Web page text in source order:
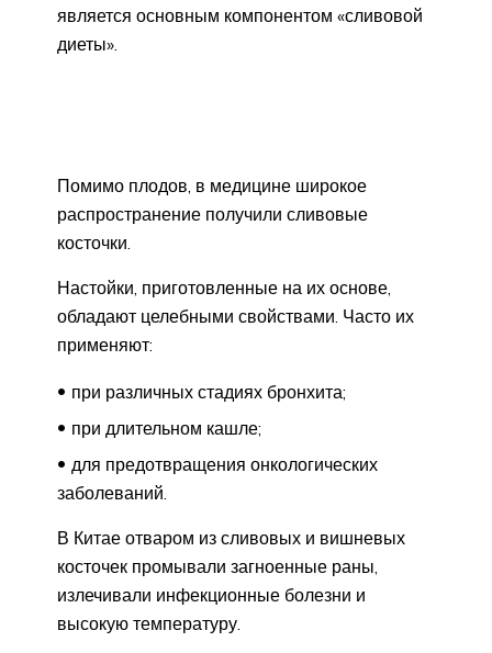
является основным компонентом «сливовой
диеты».
Помимо плодов, в медицине широкое
распространение получили сливовые
косточки.
Настойки, приготовленные на их основе,
обладают целебными свойствами. Часто их
применяют:
при различных стадиях бронхита;
при длительном кашле;
для предотвращения онкологических
заболеваний.
В Китае отваром из сливовых и вишневых
косточек промывали загноенные раны,
излечивали инфекционные болезни и
высокую температуру.